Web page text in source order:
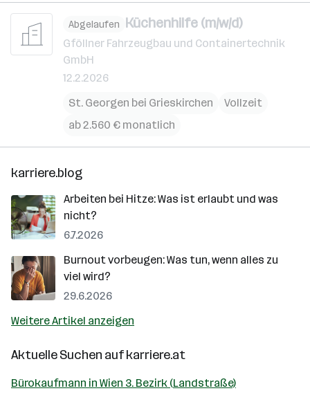
Abgelaufen Küchenhilfe (m/w/d)
Gföllner Fahrzeugbau und Containertechnik
GmbH
12.2.2026
St. Georgen bei Grieskirchen
Vollzeit
ab 2.560 € monatlich
karriere.blog
Arbeiten bei Hitze: Was ist erlaubt und was
nicht?
6.7.2026
Burnout vorbeugen: Was tun, wenn alles zu
viel wird?
29.6.2026
Weitere Artikel anzeigen
Aktuelle Suchen aufkarriere.at
Bürokaufmann in Wien 3. Bezirk (Landstraße)